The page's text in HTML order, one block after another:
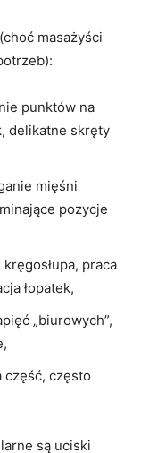
masażyści
punktów na
delikatne skręty
mięśni
pozycje
praca
łopatek,
„biurowych”,
część, często
są uciski